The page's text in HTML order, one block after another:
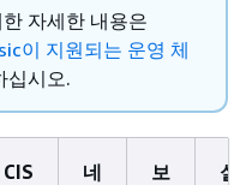
자세한 내용은
이 지원되는 운영 체
십시오.
CIS
네
보
실